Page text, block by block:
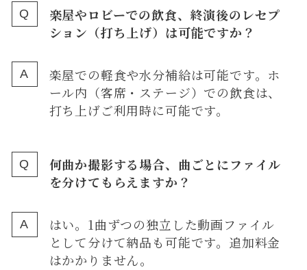
楽屋やロビーでの飲食、終演後のレセプ
ション（打ち上げ）は可能ですか？
楽屋での軽食や水分補給は可能です。ホ
ール内（客席・ステージ）での飲食は、
打ち上げご利用時に可能です。
何曲か撮影する場合、曲ごとにファイル
を分けてもらえますか？
はい。1曲ずつの独立した動画ファイル
として分けて納品も可能です。追加料金
はかかりません。